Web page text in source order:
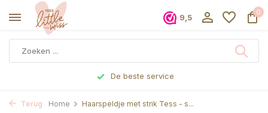
9,5
0
De beste service
Terug Home Haarspeldje met strik Tess - s...